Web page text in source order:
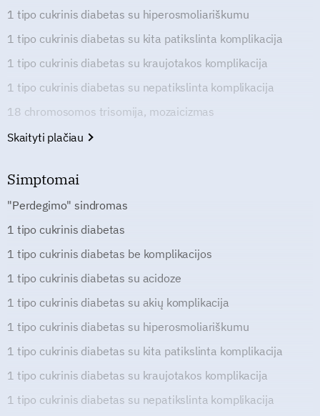
1 tipo cukrinis diabetas su hiperosmoliariškumu
1 tipo cukrinis diabetas su kita patikslinta komplikacija
1 tipo cukrinis diabetas su kraujotakos komplikacija
1 tipo cukrinis diabetas su nepatikslinta komplikacija
18 chromosomos trisomija, mozaicizmas
Skaityti plačiau
Simptomai
"Perdegimo" sindromas
1 tipo cukrinis diabetas
1 tipo cukrinis diabetas be komplikacijos
1 tipo cukrinis diabetas su acidoze
1 tipo cukrinis diabetas su akių komplikacija
1 tipo cukrinis diabetas su hiperosmoliariškumu
1 tipo cukrinis diabetas su kita patikslinta komplikacija
1 tipo cukrinis diabetas su kraujotakos komplikacija
1 tipo cukrinis diabetas su nepatikslinta komplikacija